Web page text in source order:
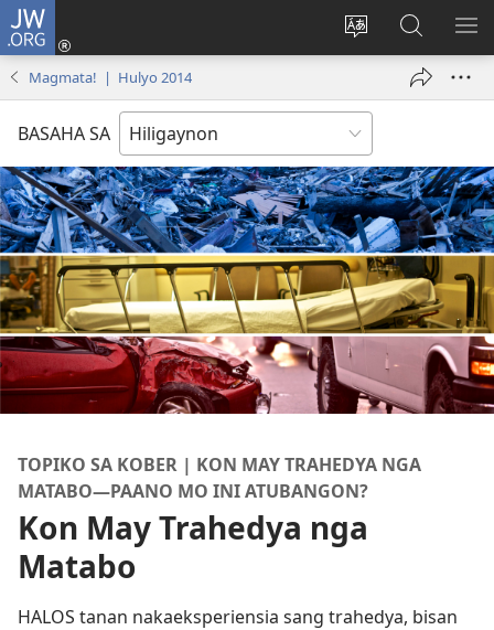
JW.ORG
Islan
lenguahe
sang
site
Mag-
log
new
Mangita
sa
JW.ORG
Magmata! | Hulyo 2014
BASAHA SA
TOPIKO SA KOBER | KON MAY TRAHEDYA NGA
MATABO—PAANO MO INI ATUBANGON?
Kon May Trahedya nga
Matabo
HALOS tanan nakaeksperiensia sang trahedya, bisan